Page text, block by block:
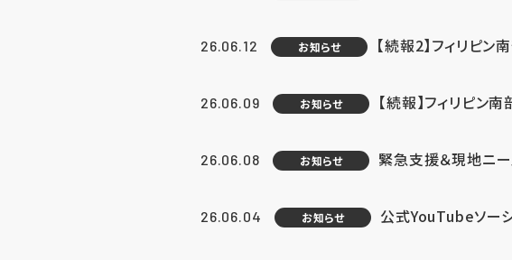
26.06.12 お知らせ 【続報2】フィリピ
26.06.09 お知らせ 【続報】フィリピ
26.06.08 お知らせ 緊急支援＆現地ニ
26.06.04 お知らせ 公式YouTubeソー